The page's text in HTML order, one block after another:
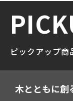
ピックアップ商
木とともに創
まんが よく
～建設業もカ
令和８年度
準書＜共通編
改訂11版 土
令和８年度
準書〈共通編
令和８年度
準
2026年版
【予約商品
マニュアル
【予約商品
費算出シス
新しい植木の
令和８年度
ジタルブック
令和８年度版
令和８年度
ブック